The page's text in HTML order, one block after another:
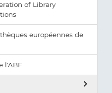
of Library
européennes de
l'ABF